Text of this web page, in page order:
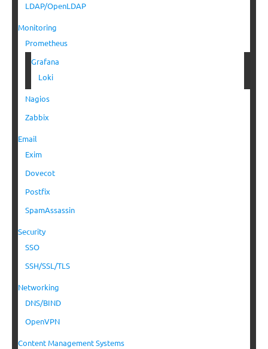
LDAP/OpenLDAP
Monitoring
Prometheus
Grafana
Loki
Nagios
Zabbix
Email
Exim
Dovecot
Postfix
SpamAssassin
Security
SSO
SSH/SSL/TLS
Networking
DNS/BIND
OpenVPN
Content Management Systems